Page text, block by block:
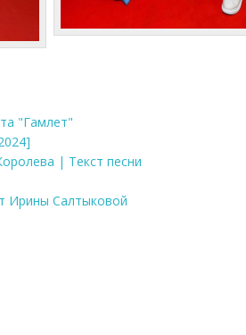
"Гамлет"
| Текст песни
Ирины Салтыковой